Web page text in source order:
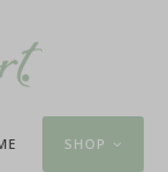
SHOP